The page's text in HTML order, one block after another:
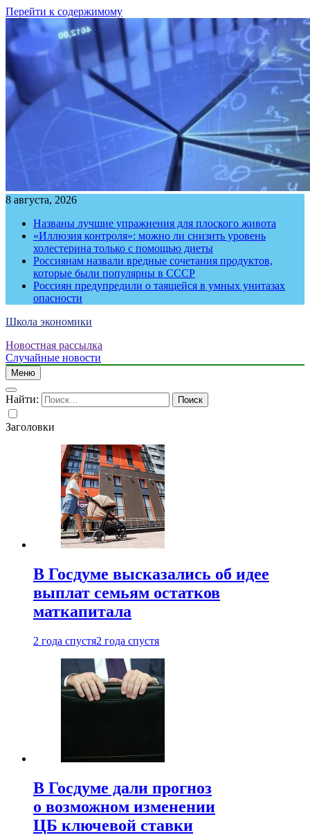
Перейти к содержимому
8 августа, 2026
Названы лучшие упражнения для плоского живота
«Иллюзия контроля»: можно ли снизить уровень
холестерина только с помощью диеты
Россиянам назвали вредные сочетания продуктов,
которые были популярны в СССР
Россиян предупредили о таящейся в умных унитазах
опасности
Школа экономики
Новостная рассылка
Случайные новости
Меню
Найти:
Заголовки
В Госдуме высказались об идее
выплат семьям остатков
маткапитала
2 года спустя2 года спустя
В Госдуме дали прогноз
о возможном изменении
ЦБ ключевой ставки